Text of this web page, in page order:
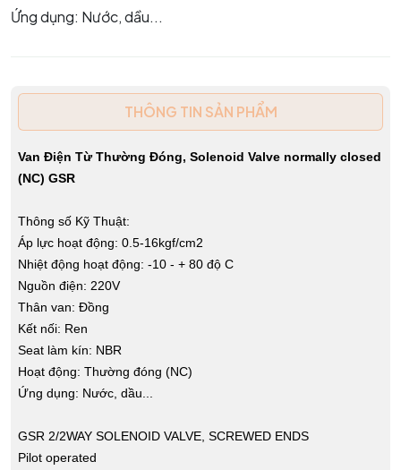
Ứng dụng: Nước, dầu...
THÔNG TIN SẢN PHẨM
Van Điện Từ Thường Đóng, Solenoid Valve normally closed
(NC) GSR
Thông số Kỹ Thuật:
Áp lực hoạt động: 0.5-16kgf/cm2
Nhiệt động hoạt động: -10 - + 80 độ C
Nguồn điện: 220V
Thân van: Đồng
Kết nối: Ren
Seat làm kín: NBR
Hoạt động: Thường đóng (NC)
Ứng dụng: Nước, dầu...
GSR 2/2WAY SOLENOID VALVE, SCREWED ENDS
Pilot operated